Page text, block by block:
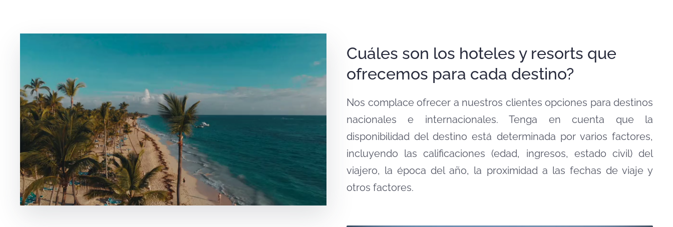
Cuáles son los hoteles y resorts que
ofrecemos para cada destino?
Nos complace ofrecer a nuestros clientes opciones para destinos
nacionales e internacionales. Tenga en cuenta que la
disponibilidad del destino está determinada por varios factores,
incluyendo las calificaciones (edad, ingresos, estado civil) del
viajero, la época del año, la proximidad a las fechas de viaje y
otros factores.